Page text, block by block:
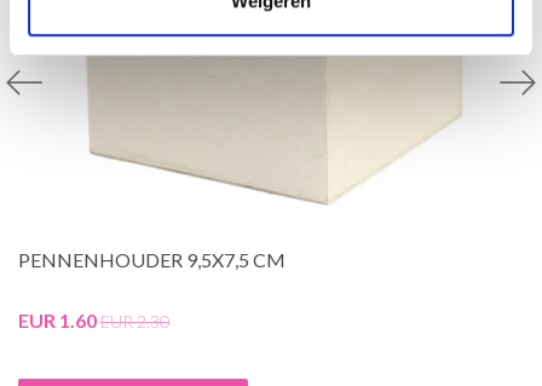
PENNENHOUDER 9,5X7,5 CM
EUR 1.60EUR 2.30